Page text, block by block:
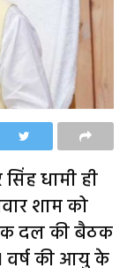
धामी ही
शाम को
दल की बैठक
वर्ष की आयु के